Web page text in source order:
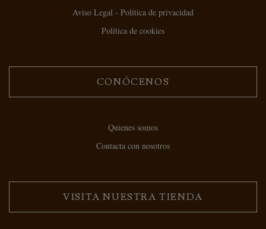
Aviso Legal - Política de privacidad
Política de cookies
CONÓCENOS
Quienes somos
Contacta con nosotros
VISITA NUESTRA TIENDA